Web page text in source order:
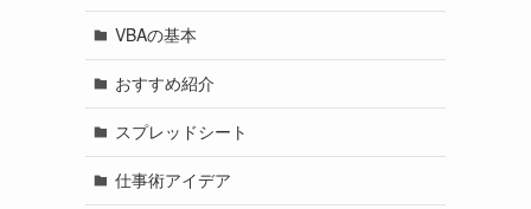
VBAの基本
おすすめ紹介
スプレッドシート
仕事術アイデア